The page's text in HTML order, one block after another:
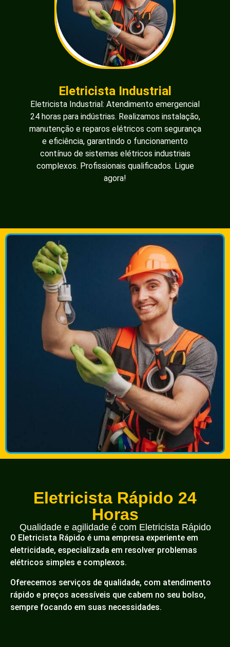
Eletricista Industrial
Eletricista Industrial: Atendimento emergencial
24 horas para indústrias. Realizamos instalação,
manutenção e reparos elétricos com segurança
e eficiência, garantindo o funcionamento
contínuo de sistemas elétricos industriais
complexos. Profissionais qualificados. Ligue
agora!
Eletricista Rápido 24
Horas
Qualidade e agilidade é com Eletricista Rápido
O Eletricista Rápido é uma empresa experiente em
eletricidade, especializada em resolver problemas
elétricos simples e complexos.
Oferecemos serviços de qualidade, com atendimento
rápido e preços acessíveis que cabem no seu bolso,
sempre focando em suas necessidades.